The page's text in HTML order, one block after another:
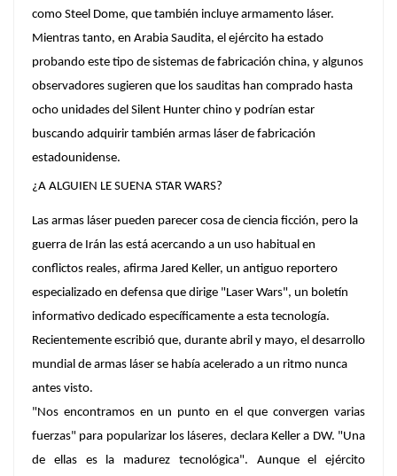
como Steel Dome, que también incluye armamento láser.
Mientras tanto, en Arabia Saudita, el ejército ha estado
probando este tipo de sistemas de fabricación china, y algunos
observadores sugieren que los sauditas han comprado hasta
ocho unidades del Silent Hunter chino y podrían estar
buscando adquirir también armas láser de fabricación
estadounidense.
¿A ALGUIEN LE SUENA STAR WARS?
Las armas láser pueden parecer cosa de ciencia ficción, pero la
guerra de Irán las está acercando a un uso habitual en
conflictos reales, afirma Jared Keller, un antiguo reportero
especializado en defensa que dirige "Laser Wars", un boletín
informativo dedicado específicamente a esta tecnología.
Recientemente escribió que, durante abril y mayo, el desarrollo
mundial de armas láser se había acelerado a un ritmo nunca
antes visto.
"Nos encontramos en un punto en el que convergen varias
fuerzas" para popularizar los láseres, declara Keller a DW. "Una
de ellas es la madurez tecnológica". Aunque el ejército